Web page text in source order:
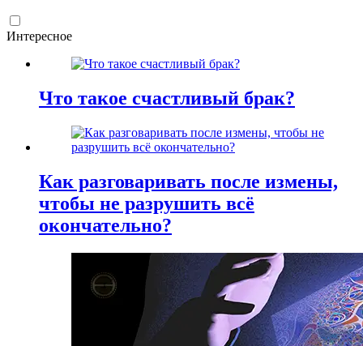
Интересное
Что такое счастливый брак?
Как разговаривать после измены,
чтобы не разрушить всё
окончательно?